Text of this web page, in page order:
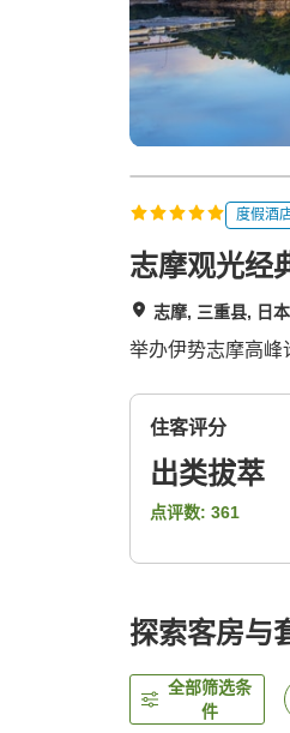
h
度假酒
志摩观光经
志摩, 三重县, 日本
举办伊势志摩高峰
住客评分
出类拔萃
点评数: 361
探索客房与
全部筛选条
件